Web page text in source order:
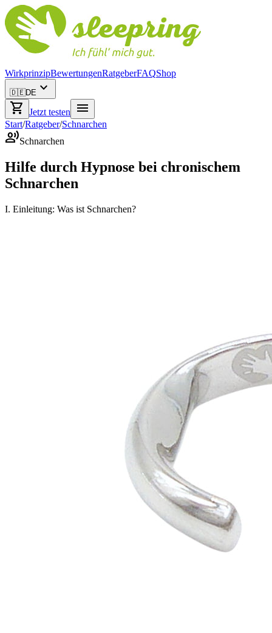
WirkprinzipBewertungenRatgeberFAQShop
🇩🇪DE expand_more
shopping_cart
Jetzt testen menu
Start/Ratgeber/Schnarchen
record_voice_overSchnarchen
Hilfe durch Hypnose bei chronischem
Schnarchen
I. Einleitung: Was ist Schnarchen?